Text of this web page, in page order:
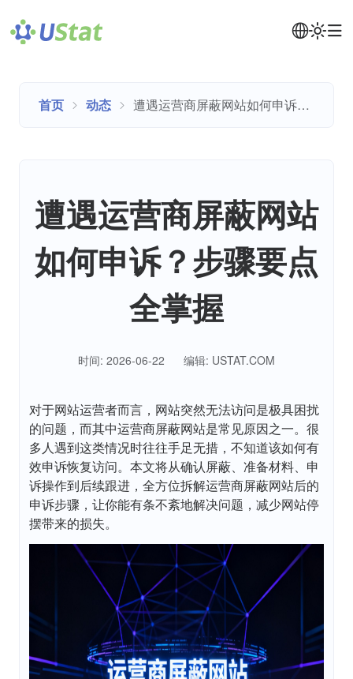
首页 动态 遭遇运营商屏蔽网站如何申诉？步骤要点全掌握
遭遇运营商屏蔽网站
如何申诉？步骤要点
全掌握
时间: 2026-06-22 编辑: USTAT.COM
对于网站运营者而言，网站突然无法访问是极具困扰
的问题，而其中运营商屏蔽网站是常见原因之一。很
多人遇到这类情况时往往手足无措，不知道该如何有
效申诉恢复访问。本文将从确认屏蔽、准备材料、申
诉操作到后续跟进，全方位拆解运营商屏蔽网站后的
申诉步骤，让你能有条不紊地解决问题，减少网站停
摆带来的损失。